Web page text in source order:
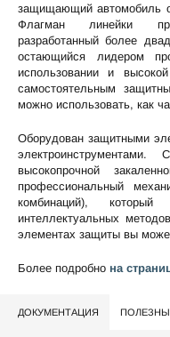
защищающий автомобиль
Флагман линейки
разработанный более
остающийся лидером
использовании и
самостоятельным
можно использовать, как
Оборудован защитными
высокопрочной
профессиональный
комбинаций),
интеллектуальных
элементах защиты вы
Более подробно на
ДОКУМЕНТАЦИЯ